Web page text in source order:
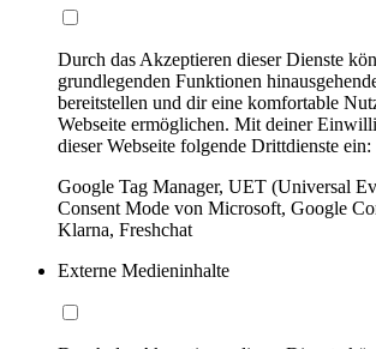
Durch das Akzeptieren dieser Dienste
grundlegenden Funktionen
bereitstellen und dir eine komfortable
Webseite ermöglichen. Mit deiner
dieser Webseite folgende Drittdienste ein:
Google Tag Manager, UET (Universal
Consent Mode von Microsoft, Google
Klarna, Freshchat
Externe Medieninhalte